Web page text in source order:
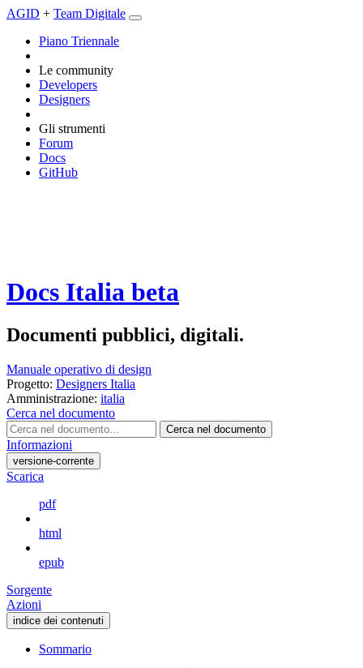
AGID + Team Digitale
Piano Triennale
Le community
Developers
Designers
Gli strumenti
Forum
Docs
GitHub
Docs Italia beta
Documenti pubblici, digitali.
Manuale operativo di design
Progetto: Designers Italia
Amministrazione: italia
Cerca nel documento
Cerca nel documento
Informazioni
versione-corrente
Scarica
pdf
html
epub
Sorgente
Azioni
indice dei contenuti
Sommario